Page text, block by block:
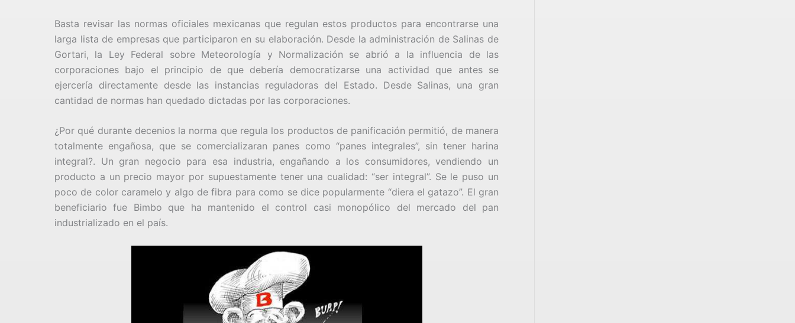
Basta revisar las normas oficiales mexicanas que regulan estos productos para encontrarse una
larga lista de empresas que participaron en su elaboración. Desde la administración de Salinas de
Gortari, la Ley Federal sobre Meteorología y Normalización se abrió a la influencia de las
corporaciones bajo el principio de que debería democratizarse una actividad que antes se
ejercería directamente desde las instancias reguladoras del Estado. Desde Salinas, una gran
cantidad de normas han quedado dictadas por las corporaciones.
¿Por qué durante decenios la norma que regula los productos de panificación permitió, de manera
totalmente engañosa, que se comercializaran panes como “panes integrales”, sin tener harina
integral?. Un gran negocio para esa industria, engañando a los consumidores, vendiendo un
producto a un precio mayor por supuestamente tener una cualidad: “ser integral”. Se le puso un
poco de color caramelo y algo de fibra para como se dice popularmente “diera el gatazo”. El gran
beneficiario fue Bimbo que ha mantenido el control casi monopólico del mercado del pan
industrializado en el país.